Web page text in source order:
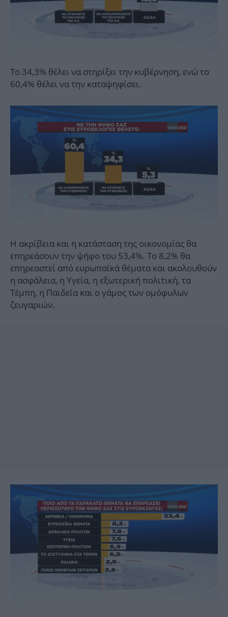
Το 34,3% θέλει να στηρίξει την κυβέρνηση, ενώ το
60,4% θέλει να την καταψηφίσει.
Η ακρίβεια και η κατάσταση της οικονομίας θα
επηρεάσουν την ψήφο του 53,4%. Το 8,2% θα
επηρεαστεί από ευρωπαϊκά θέματα και ακολουθούν
η ασφάλεια, η Υγεία, η εξωτερική πολιτική, τα
Τέμπη, η Παιδεία και ο γάμος των ομόφυλων
ζευγαριών.